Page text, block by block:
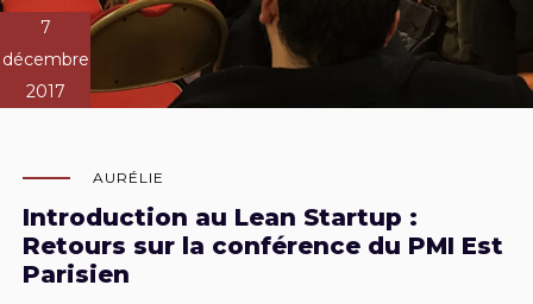
7
décembre
2017
AURÉLIE
Introduction au Lean Startup :
Retours sur la conférence du PMI Est
Parisien